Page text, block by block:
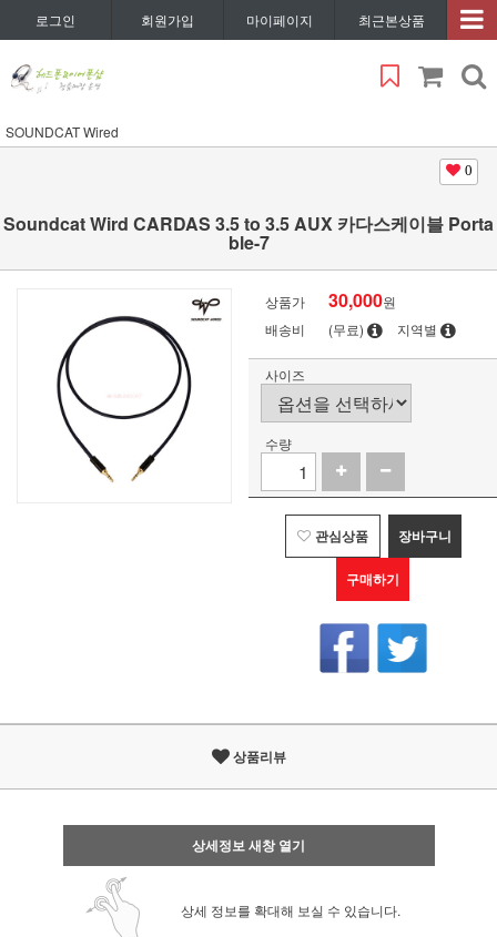
로그인 회원가입 마이페이지 최근본상품
SOUNDCAT Wired
0
Soundcat Wird CARDAS 3.5 to 3.5 AUX 카다스케이블 Porta
ble-7
상품가 30,000원
배송비
(무료) 지역별
사이즈
수량
관심상품 장바구니
구매하기
상품리뷰
상세정보 새창 열기
상세 정보를 확대해 보실 수 있습니다.